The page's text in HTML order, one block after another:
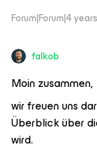
Forum|Forum|4
falkob
Moin zusammen,
wir freuen uns
Überblick über
wird.